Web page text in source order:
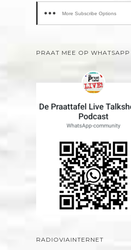
More Subscribe Options
PRAAT MEE OP WHATSAPP
RADIOVIAINTERNET